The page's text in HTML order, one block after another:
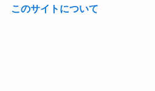
このサイトについて